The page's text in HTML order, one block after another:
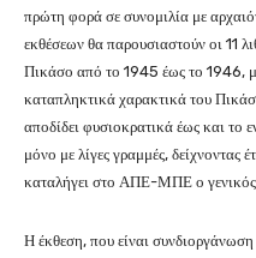
πρώτη φορά σε συνομιλία με
εκθέσεων θα παρουσιαστούν οι 11
Πικάσο από το 1945 έως το 1946,
καταπληκτικά χαρακτικά του
αποδίδει φυσιοκρατικά έως και το
μόνο με λίγες γραμμές, δείχνοντας
καταλήγει στο ΑΠΕ-ΜΠΕ ο γενικός
Η έκθεση, που είναι